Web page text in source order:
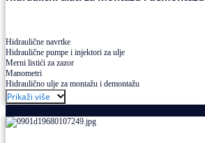
Hidraulične navrtke
Hidraulične pumpe i injektori za ulje
Merni listići za zazor
Manometri
Hidraulično ulje za montažu i demontažu
Prikaži više